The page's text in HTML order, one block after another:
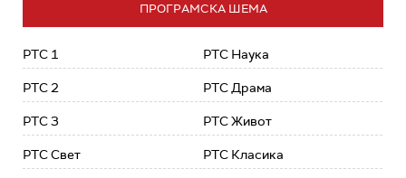
ПРОГРАМСКА ШЕМА
РТС 1
РТС 2
РТС 3
РТС Свет
РТС Наука
РТС Драма
РТС Живот
РТС Класика